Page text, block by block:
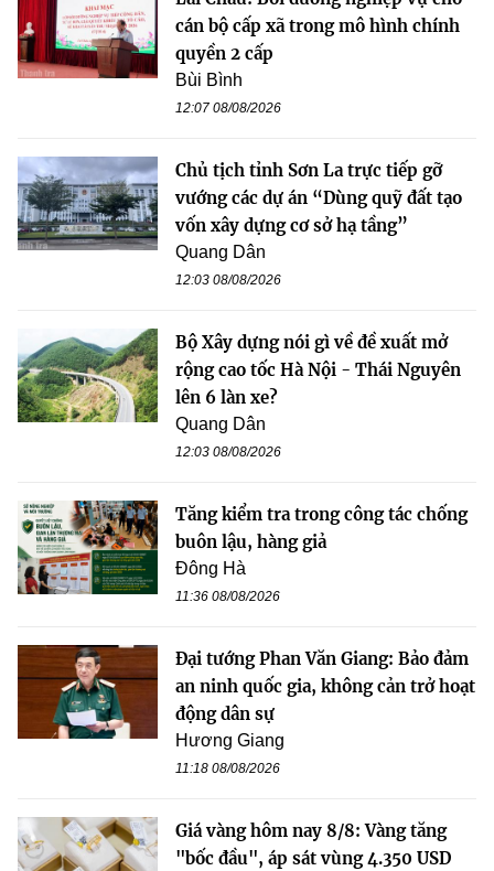
cán bộ cấp xã trong mô hình chính
quyền 2 cấp
Bùi Bình
12:07 08/08/2026
Chủ tịch tỉnh Sơn La trực tiếp gỡ
vướng các dự án “Dùng quỹ đất tạo
vốn xây dựng cơ sở hạ tầng”
Quang Dân
12:03 08/08/2026
Bộ Xây dựng nói gì về đề xuất mở
rộng cao tốc Hà Nội - Thái Nguyên
lên 6 làn xe?
Quang Dân
12:03 08/08/2026
Tăng kiểm tra trong công tác chống
buôn lậu, hàng giả
Đông Hà
11:36 08/08/2026
Đại tướng Phan Văn Giang: Bảo đảm
an ninh quốc gia, không cản trở hoạt
động dân sự
Hương Giang
11:18 08/08/2026
Giá vàng hôm nay 8/8: Vàng tăng
"bốc đầu", áp sát vùng 4.350 USD